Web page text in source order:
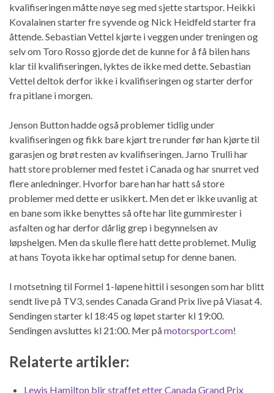
kvalifiseringen måtte nøye seg med sjette startspor. Heikki
Kovalainen starter fre syvende og Nick Heidfeld starter fra
åttende. Sebastian Vettel kjørte i veggen under treningen og
selv om Toro Rosso gjorde det de kunne for å få bilen hans
klar til kvalifiseringen, lyktes de ikke med dette. Sebastian
Vettel deltok derfor ikke i kvalifiseringen og starter derfor
fra pitlane i morgen.
Jenson Button hadde også problemer tidlig under
kvalifiseringen og fikk bare kjørt tre runder før han kjørte til
garasjen og brøt resten av kvalifiseringen. Jarno Trulli har
hatt store problemer med festet i Canada og har snurret ved
flere anledninger. Hvorfor bare han har hatt så store
problemer med dette er usikkert. Men det er ikke uvanlig at
en bane som ikke benyttes så ofte har lite gummirester i
asfalten og har derfor dårlig grep i begynnelsen av
løpshelgen. Men da skulle flere hatt dette problemet. Mulig
at hans Toyota ikke har optimal setup for denne banen.
I motsetning til Formel 1-løpene hittil i sesongen som har blitt
sendt live på TV3, sendes Canada Grand Prix live på Viasat 4.
Sendingen starter kl 18:45 og løpet starter kl 19:00.
Sendingen avsluttes kl 21:00. Mer påmotorsport.com!
Relaterte artikler:
Lewis Hamilton blir straffet etter Canada Grand Prix